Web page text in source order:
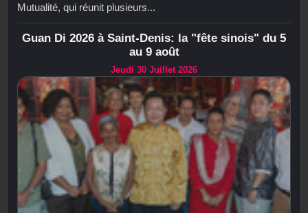
Mutualité, qui réunit plusieurs...
Guan Di 2026 à Saint-Denis: la "fête sinois" du 5
au 9 août
Jeudi 30 Juillet 2026